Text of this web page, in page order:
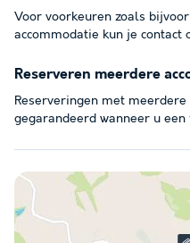
Voor voorkeuren zoals
accommodatie kun je contact
Reserveren meerdere
Reserveringen met
gegarandeerd wanneer u